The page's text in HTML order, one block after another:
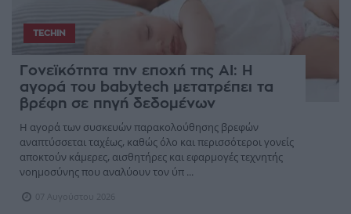
TECHIN
Γονεϊκότητα την εποχή της AI: Η
αγορά του babytech μετατρέπει τα
βρέφη σε πηγή δεδομένων
Η αγορά των συσκευών παρακολούθησης βρεφών
αναπτύσσεται ταχέως, καθώς όλο και περισσότεροι γονείς
αποκτούν κάμερες, αισθητήρες και εφαρμογές τεχνητής
νοημοσύνης που αναλύουν τον ύπ ...
07 Αυγούστου 2026